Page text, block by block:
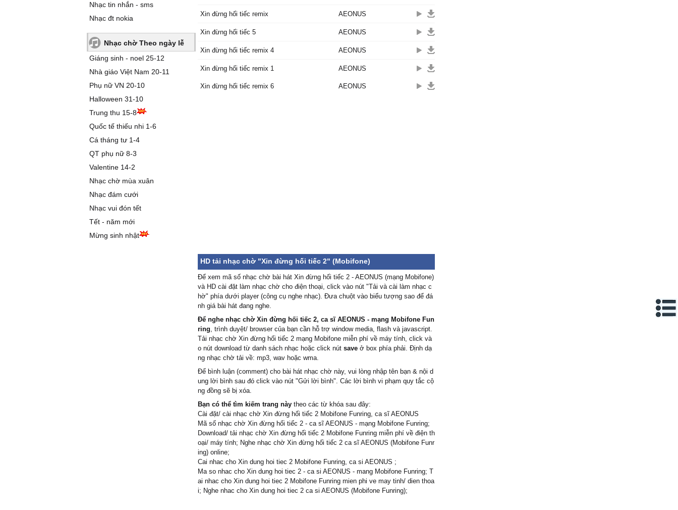
Nhạc tin nhắn - sms
Nhạc đt nokia
Nhạc chờ Theo ngày lễ
Giáng sinh - noel 25-12
Nhà giáo Việt Nam 20-11
Phụ nữ VN 20-10
Halloween 31-10
Trung thu 15-8
Quốc tế thiếu nhi 1-6
Cá tháng tư 1-4
QT phụ nữ 8-3
Valentine 14-2
Nhạc chờ mùa xuân
Nhạc đám cưới
Nhạc vui đón tết
Tết - năm mới
Mừng sinh nhật
Ngày xưa trong anh ngỡ là phai
như lúc đầu.
[Verse 1]
Dặn lòng đừng buồn nhưng cứ
Yêu một người dài lâu
Ngỡ như trăm năm là của nhau
Yêu một người đậm sâu
Chia tay sẽ đau.
[Chorus 1]
Một ngày nào đó xin đừng hối tiếc
Khi ấy tình yêu đong đầy tha thiết
Mà sao tan vỡ chẳng còn vẹn
nguyên
Xin đừng hối tiếc remix AEONUS
Xin đừng hối tiếc 5 AEONUS
Xin đừng hối tiếc remix 4 AEONUS
Xin đừng hối tiếc remix 1 AEONUS
Xin đừng hối tiếc remix 6 AEONUS
HD tải nhạc chờ "Xin đừng hối tiếc 2" (Mobifone)
Để xem mã số nhạc chờ bài hát Xin đừng hối tiếc 2 - AEONUS (mạng Mobifone)
và HD cài đặt làm nhạc chờ cho điện thoại, click vào nút "Tải và cài làm nhạc c
hờ" phía dưới player (công cụ nghe nhạc). Đưa chuột vào biểu tượng sao để đá
nh giá bài hát đang nghe.
Để nghe nhạc chờ Xin đừng hối tiếc 2, ca sĩ AEONUS - mạng Mobifone Fun
ring, trình duyệt/ browser của bạn cần hỗ trợ window media, flash và javascript.
Tải nhạc chờ Xin đừng hối tiếc 2 mạng Mobifone miễn phí về máy tính, click và
o nút download từ danh sách nhạc hoặc click nút save ở box phía phải. Định dạ
ng nhạc chờ tải về: mp3, wav hoặc wma.
Để bình luận (comment) cho bài hát nhạc chờ này, vui lòng nhập tên bạn & nội d
ung lời bình sau đó click vào nút "Gửi lời bình". Các lời bình vi phạm quy tắc cộ
ng đồng sẽ bị xóa.
Bạn có thể tìm kiếm trang này theo các từ khóa sau đây:
Cài đặt/ cài nhạc chờ Xin đừng hối tiếc 2 Mobifone Funring, ca sĩ AEONUS
Mã số nhạc chờ Xin đừng hối tiếc 2 - ca sĩ AEONUS - mạng Mobifone Funring;
Download/ tải nhạc chờ Xin đừng hối tiếc 2 Mobifone Funring miễn phí về điện th
oại/ máy tính; Nghe nhạc chờ Xin đừng hối tiếc 2 ca sĩ AEONUS (Mobifone Funr
ing) online;
Cai nhac cho Xin dung hoi tiec 2 Mobifone Funring, ca si AEONUS ;
Ma so nhac cho Xin dung hoi tiec 2 - ca si AEONUS - mang Mobifone Funring; T
ai nhac cho Xin dung hoi tiec 2 Mobifone Funring mien phi ve may tinh/ dien thoa
i; Nghe nhac cho Xin dung hoi tiec 2 ca si AEONUS (Mobifone Funring);